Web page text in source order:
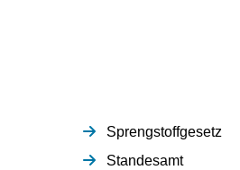
Sprengstoffgesetz
Standesamt